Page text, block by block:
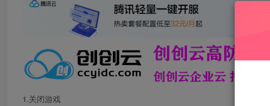
1.关闭游戏